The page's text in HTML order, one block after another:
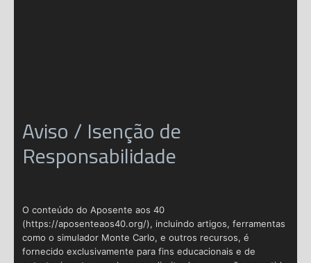
Aviso / Isenção de
Responsabilidade
O conteúdo do Aposente aos 40
(https://aposenteaos40.org/), incluindo artigos, ferramentas
como o simulador Monte Carlo, e outros recursos, é
fornecido exclusivamente para fins educacionais e de